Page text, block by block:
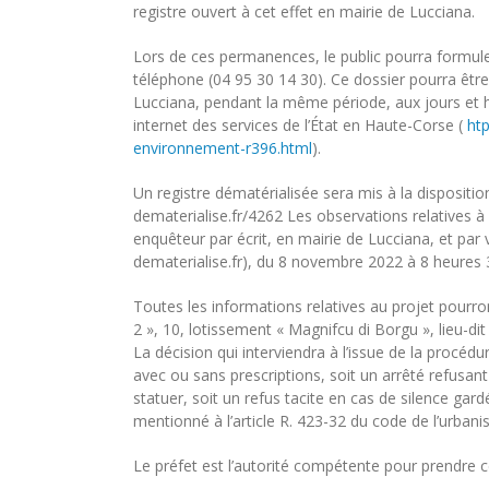
registre ouvert à cet effet en mairie de Lucciana.
Lors de ces permanences, le public pourra
téléphone (04 95 30 14 30). Ce dossier pourra
Lucciana, pendant la même période, aux jours et
internet des services de l’État en Haute-Corse (
environnement-r396.html).
Un registre dématérialisée sera mis à la
dematerialise.fr/4262 Les observations relatives
enquêteur par écrit, en mairie de Lucciana, et
dematerialise.fr), du 8 novembre 2022 à 8 heures
Toutes les informations relatives au projet
2 », 10, lotissement « Magnifcu di Borgu », lieu-
La décision qui interviendra à l’issue de la
avec ou sans prescriptions, soit un arrêté
statuer, soit un refus tacite en cas de silence
mentionné à l’article R. 423-32 du code de
Le préfet est l’autorité compétente pour prendre